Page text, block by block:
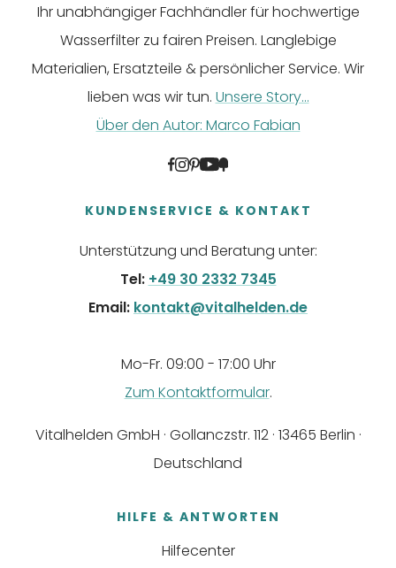
Ihr unabhängiger Fachhändler für hochwertige
Wasserfilter zu fairen Preisen. Langlebige
Materialien, Ersatzteile & persönlicher Service. Wir
lieben was wir tun. Unsere Story...
Über den Autor: Marco Fabian
KUNDENSERVICE & KONTAKT
Unterstützung und Beratung unter:
Tel: +49 30 2332 7345
Email: kontakt@vitalhelden.de
Mo-Fr. 09:00 - 17:00 Uhr
Zum Kontaktformular.
Vitalhelden GmbH · Gollanczstr. 112 · 13465 Berlin ·
Deutschland
HILFE & ANTWORTEN
Hilfecenter